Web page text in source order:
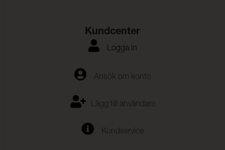
Kundcenter
Logga in
Ansök om konto
Lägg till användare
Kundservice